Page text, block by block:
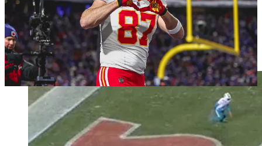
Richtung der gegnerischen Endzone läuft, konzentriert sich die
Defensive auf ihn. Meist nicht nur ein Gegenspieler sondern gleich
mehrere versuchen zu verhindern, dass der Ball in seine Richtung
kommt. Und er versteht gleichzeitig das Spiel so gut, dass er weiß
mit welchem teilweise improvisierten Laufweg er Räume für seine
Mitspieler schafft. Ein Beispiel: